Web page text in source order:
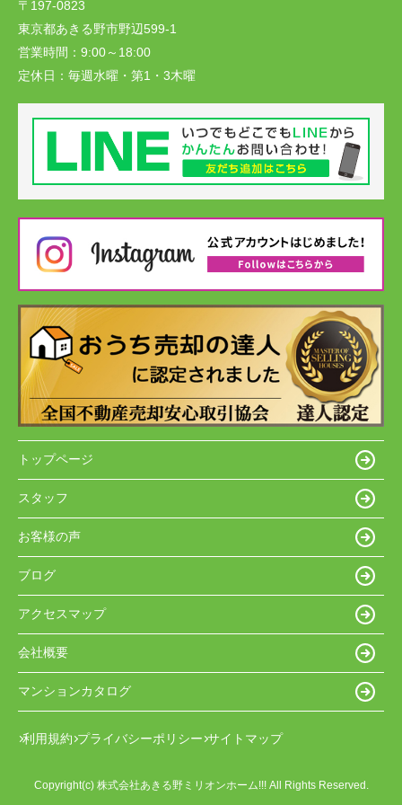
〒197-0823
東京都あきる野市野辺599-1
営業時間： 9:00～18:00
定休日： 毎週水曜・第1・3木曜
トップページ
スタッフ
お客様の声
ブログ
アクセスマップ
会社概要
マンションカタログ
利用規約 プライバシーポリシー サイトマップ
Copyright(c) 株式会社あきる野ミリオンホーム!!! All Rights Reserved.